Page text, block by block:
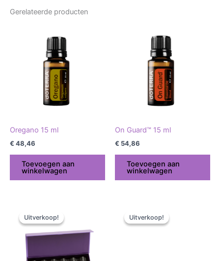
Gerelateerde producten
Oregano 15 ml
€ 48,46
Toevoegen aan
winkelwagen
On Guard™ 15 ml
€ 54,86
Toevoegen aan
winkelwagen
Uitverkoop!
Uitverkoop!
prijs
was:
€ 307,42.€ 230,57.
Uitverkoop!
Uitverkoop!
prijs
was: